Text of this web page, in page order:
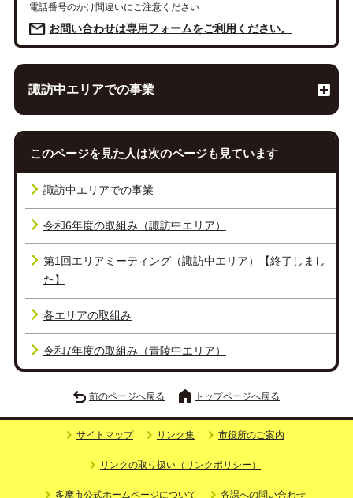
電話番号のかけ間違いにご注意ください
お問い合わせは専用フォームをご利用ください。
諏訪中エリアでの事業
このページを見た人は次のページも見ています
諏訪中エリアでの事業
令和6年度の取組み（諏訪中エリア）
第1回エリアミーティング（諏訪中エリア）【終了しまし
た】
各エリアの取組み
令和7年度の取組み（青陵中エリア）
前のページへ戻る トップページへ戻る
サイトマップ リンク集 市役所のご案内
リンクの取り扱い（リンクポリシー）
多摩市公式ホームページについて 各課への問い合わせ